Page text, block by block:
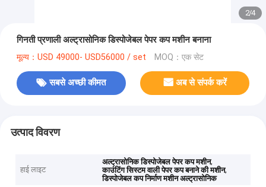
2/4
गिनती प्रणाली अल्ट्रासोनिक डिस्पोजेबल पेपर कप मशीन बनाना
मूल्य：USD 49000- USD56000 / set MOQ：एक सेट
सबसे अच्छी कीमत अब से संपर्क करें
उत्पाद विवरण
हाई लाइट
अल्ट्रासोनिक डिस्पोजेबल पेपर कप मशीन,
काउंटिंग सिस्टम वाली पेपर कप बनाने की मशीन,
डिस्पोजेबल कप निर्माण मशीन अल्ट्रासोनिक